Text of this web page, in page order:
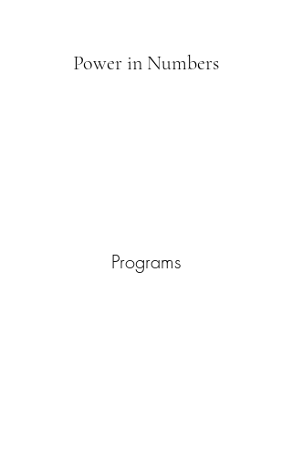
Power in Numbers
Programs